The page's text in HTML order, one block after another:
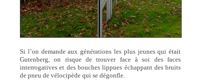
Si l’on demande aux générations les plus jeunes qui était
Gutenberg, on risque de trouver face à soi des faces
interrogatives et des bouches lippues échappant des bruits
de pneu de vélocipède qui se dégonfle.